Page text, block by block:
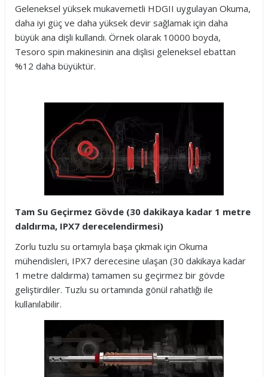
Geleneksel yüksek mukavemetli HDGII uygulayan Okuma,
daha iyi güç ve daha yüksek devir sağlamak için daha
büyük ana dişli kullandı. Örnek olarak 10000 boyda,
Tesoro spin makinesinin ana dişlisi geleneksel ebattan
%12 daha büyüktür.
Tam Su Geçirmez Gövde (30 dakikaya kadar 1 metre
daldırma, IPX7 derecelendirmesi)
Zorlu tuzlu su ortamıyla başa çıkmak için Okuma
mühendisleri, IPX7 derecesine ulaşan (30 dakikaya kadar
1 metre daldırma) tamamen su geçirmez bir gövde
geliştirdiler. Tuzlu su ortamında gönül rahatlığı ile
kullanılabilir.